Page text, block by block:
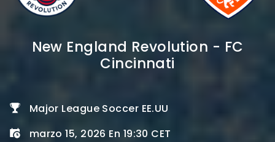
New England Revolution - FC
Cincinnati
Major League Soccer EE.UU
marzo 15, 2026 En 19:30 CET